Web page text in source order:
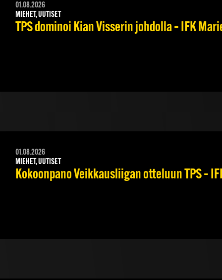
01.08.2026
MIEHET, UUTISET
TPS dominoi Kian Visserin johdolla – IFK
01.08.2026
MIEHET, UUTISET
Kokoonpano Veikkausliigan otteluun TPS –